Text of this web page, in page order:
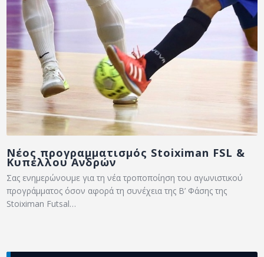
Νέος προγραμματισμός Stoiximan FSL &
Κυπέλλου Ανδρών
Σας ενημερώνουμε για τη νέα τροποποίηση του αγωνιστικού
προγράμματος όσον αφορά τη συνέχεια της Β’ Φάσης της
Stoiximan Futsal…